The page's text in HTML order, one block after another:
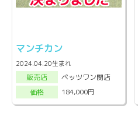
マンチカン
2024.04.20生まれ
販売店
ペッツワン関店
価格
184,000円